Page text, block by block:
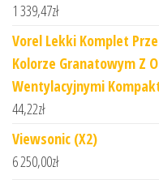
1 339,47zł
Vorel Lekki Komplet
Kolorze Granatowym Z
Wentylacyjnymi
44,22zł
Viewsonic (X2)
6 250,00zł